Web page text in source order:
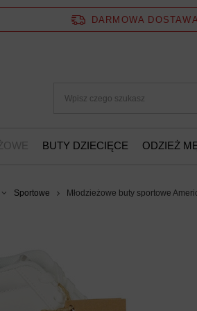
DARMOWA DOSTAWA
BUTY DZIECIĘCE ODZIEŻ
Sportowe Młodzieżowe buty sportowe